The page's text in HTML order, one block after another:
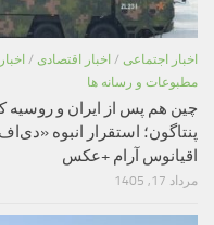
اخبار اجتماعی / اخبار اقتصادی /
مطبوعات و رسانه ها
چین هم پس از ایران و
اقیانوس آرام +عکس
مرداد 17, 1405